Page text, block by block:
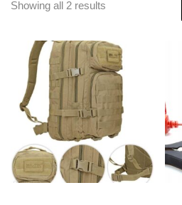
Showing all 2 results